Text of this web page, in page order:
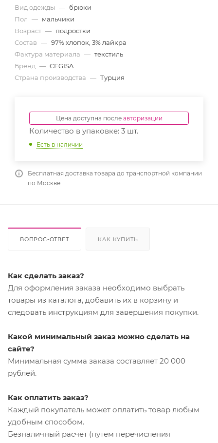
Вид одежды — брюки
Пол — мальчики
Возраст — подростки
Состав — 97% хлопок, 3% лайкра
Фактура материала — текстиль
Бренд — CEGISA
Страна производства — Турция
Цена доступна после авторизации
Количество в упаковке: 3 шт.
Есть в наличии
Бесплатная доставка товара до транспортной компании
по Москве
ВОПРОС-ОТВЕТ КАК КУПИТЬ
Как сделать заказ?
Для оформления заказа необходимо выбрать
товары из каталога, добавить их в корзину и
следовать инструкциям для завершения покупки.
Какой минимальный заказ можно сделать на
сайте?
Минимальная сумма заказа составляет 20 000
рублей.
Как оплатить заказ?
Каждый покупатель может оплатить товар любым
удобным способом.
Безналичный расчет (путем перечисления